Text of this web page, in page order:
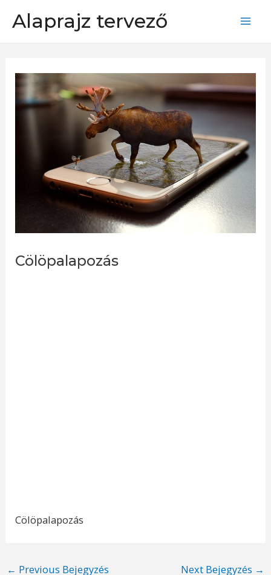
Alaprajz tervező
Cölöpalapozás
Cölöpalapozás
Post
← Previous Bejegyzés Next Bejegyzés →